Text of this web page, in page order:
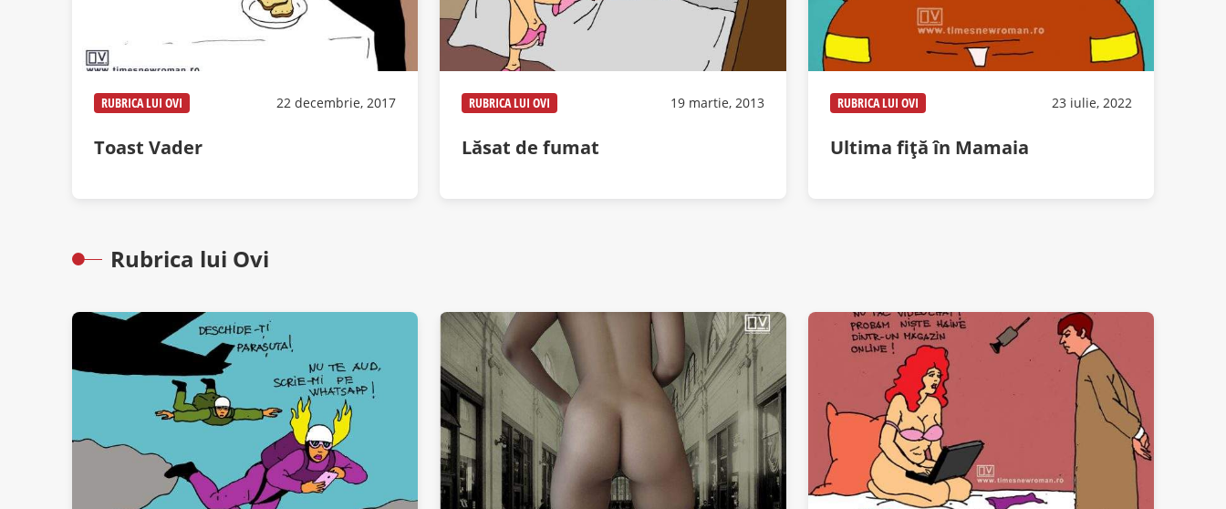
RUBRICA LUI OVI 22 decembrie, 2017
Toast Vader
RUBRICA LUI OVI 19 martie, 2013
Lăsat de fumat
RUBRICA LUI OVI 23 iulie, 2022
Ultima fiță în Mamaia
Rubrica lui Ovi